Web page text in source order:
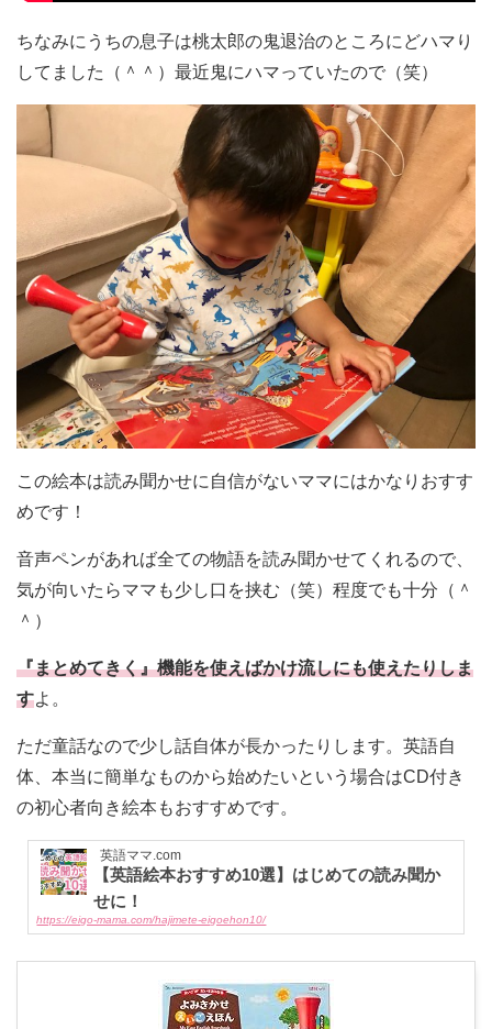
ちなみにうちの息子は桃太郎の鬼退治のところにどハマり
してました（＾＾）最近鬼にハマっていたので（笑）
この絵本は読み聞かせに自信がないママにはかなりおすす
めです！
音声ペンがあれば全ての物語を読み聞かせてくれるので、
気が向いたらママも少し口を挟む（笑）程度でも十分（＾
＾）
『まとめてきく』機能を使えばかけ流しにも使えたりしま
すよ。
ただ童話なので少し話自体が長かったりします。英語自
体、本当に簡単なものから始めたいという場合はCD付き
の初心者向き絵本もおすすめです。
英語ママ.com
【英語絵本おすすめ10選】はじめての読み聞か
せに！
https://eigo-mama.com/hajimete-eigoehon10/